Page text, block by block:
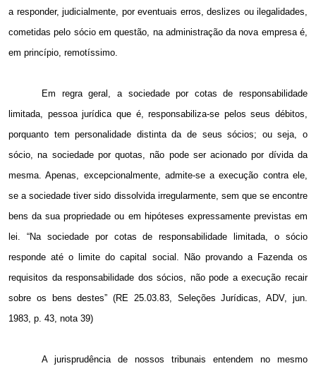
a responder, judicialmente, por eventuais erros, deslizes ou ilegalidades,
cometidas pelo sócio em questão, na administração da nova empresa é,
em princípio, remotíssimo.
Em regra geral, a sociedade por cotas de responsabilidade
limitada, pessoa jurídica que é, responsabiliza-se pelos seus débitos,
porquanto tem personalidade distinta da de seus sócios; ou seja, o
sócio, na sociedade por quotas, não pode ser acionado por dívida da
mesma. Apenas, excepcionalmente, admite-se a execução contra ele,
se a sociedade tiver sido dissolvida irregularmente, sem que se encontre
bens da sua propriedade ou em hipóteses expressamente previstas em
lei. “Na sociedade por cotas de responsabilidade limitada, o sócio
responde até o limite do capital social. Não provando a Fazenda os
requisitos da responsabilidade dos sócios, não pode a execução recair
sobre os bens destes” (RE 25.03.83, Seleções Jurídicas, ADV, jun.
1983, p. 43, nota 39)
A jurisprudência de nossos tribunais entendem no mesmo